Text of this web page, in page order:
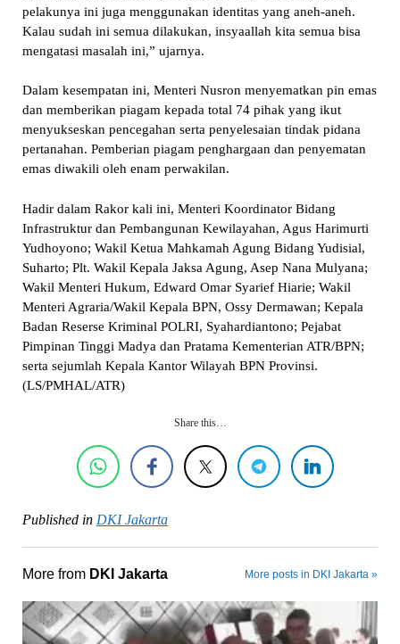
pelakunya ini juga menggunakan identitas yang aneh-aneh.
Kalau sudah ini semua dilakukan, insyaallah kita semua bisa
mengatasi masalah ini,” ujarnya.
Dalam kesempatan ini, Menteri Nusron menyematkan pin emas
dan memberikan piagam kepada total 74 pihak yang ikut
menyukseskan pencegahan serta penyelesaian tindak pidana
pertanahan. Pemberian piagam penghargaan dan penyematan
emas diwakili oleh enam perwakilan.
Hadir dalam Rakor kali ini, Menteri Koordinator Bidang
Infrastruktur dan Pembangunan Kewilayahan, Agus Harimurti
Yudhoyono; Wakil Ketua Mahkamah Agung Bidang Yudisial,
Suharto; Plt. Wakil Kepala Jaksa Agung, Asep Nana Mulyana;
Wakil Menteri Hukum, Edward Omar Syarief Hiarie; Wakil
Menteri Agraria/Wakil Kepala BPN, Ossy Dermawan; Kepala
Badan Reserse Kriminal POLRI, Syahardiantono; Pejabat
Pimpinan Tinggi Madya dan Pratama Kementerian ATR/BPN;
serta sejumlah Kepala Kantor Wilayah BPN Provinsi.
(LS/PMHAL/ATR)
Share this…
Published in DKI Jakarta
More from DKI Jakarta More posts in DKI Jakarta »